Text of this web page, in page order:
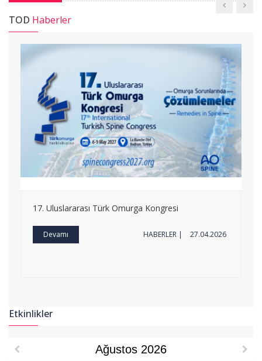
TOD Haberler
17. Uluslararası Türk Omurga Kongresi
Devamı HABERLER | 27.04.2026
Etkinlikler
Ağustos 2026